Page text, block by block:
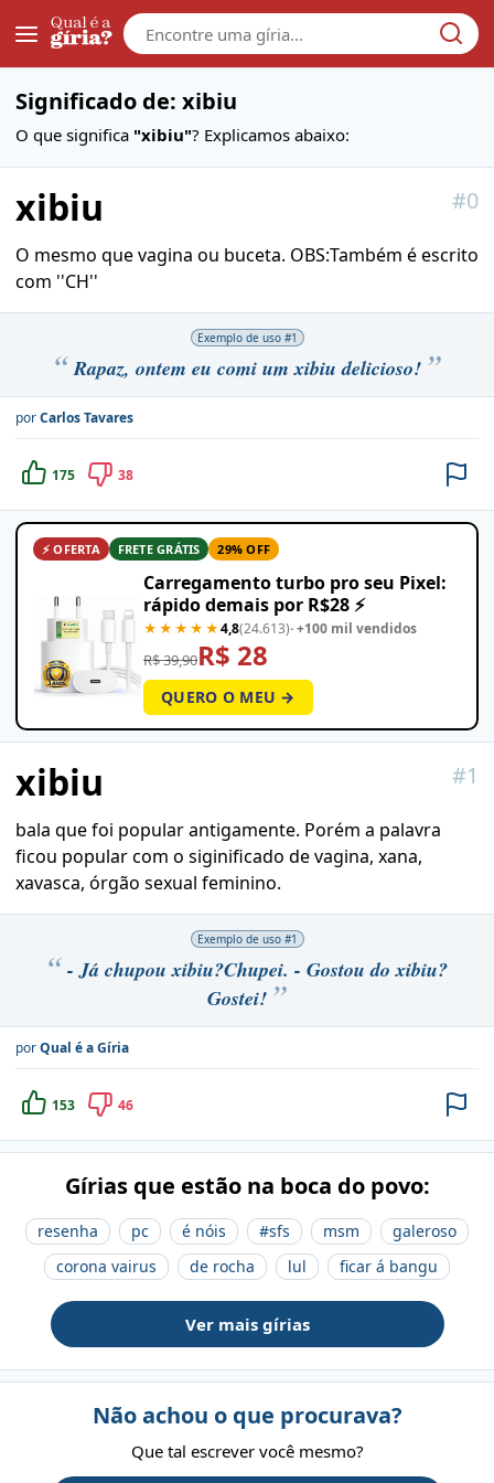
Galera
Significado de: xibiu
O que significa "xibiu"? Explicamos abaixo:
#0
xibiu
O mesmo que vagina ou buceta. OBS:Também é escrito
com ''CH''
Exemplo de uso #1
Rapaz, ontem eu comi um xibiu delicioso!
porCarlos Tavares
175 38
⚡ OFERTA FRETE GRÁTIS 29% OFF
Carregamento turbo pro seu Pixel:
rápido demais por R$28 ⚡
★★★★★4,8(24.613)· +100 mil vendidos
R$ 39,90R$ 28
QUERO O MEU →
#1
xibiu
bala que foi popular antigamente. Porém a palavra
ficou popular com o siginificado de vagina, xana,
xavasca, órgão sexual feminino.
Exemplo de uso #1
- Já chupou xibiu?Chupei. - Gostou do xibiu?
Gostei!
porQual é a Gíria
153 46
Gírias que estão na boca do povo:
resenha pc é nóis #sfs msm
galeroso
corona vairus
de rocha lul ficar á bangu
Ver mais gírias
Não achou o que procurava?
Que tal escrever você mesmo?